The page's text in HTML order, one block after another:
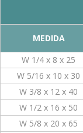
MEDIDA
W 1/4 x 8 x 25
W 5/16 x 10 x 30
W 3/8 x 12 x 40
W 1/2 x 16 x 50
W 5/8 x 20 x 65